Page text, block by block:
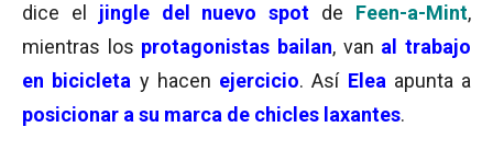
dice el
jingle del nuevo spot de Feen-a-Mint,
mientras los protagonistas bailan, van al trabajo
en bicicleta y hacen ejercicio. Así Elea apunta a
posicionar a su marca de chicles laxantes.